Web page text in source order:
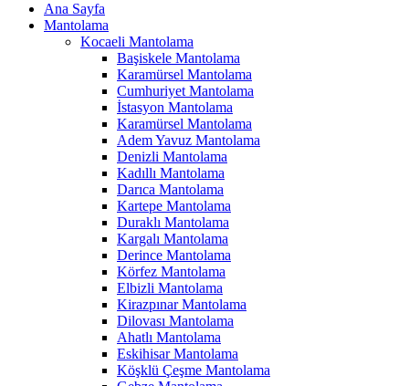
Ana Sayfa
Mantolama
Kocaeli Mantolama
Başiskele Mantolama
Karamürsel Mantolama
Cumhuriyet Mantolama
İstasyon Mantolama
Karamürsel Mantolama
Adem Yavuz Mantolama
Denizli Mantolama
Kadıllı Mantolama
Darıca Mantolama
Kartepe Mantolama
Duraklı Mantolama
Kargalı Mantolama
Derince Mantolama
Körfez Mantolama
Elbizli Mantolama
Kirazpınar Mantolama
Dilovası Mantolama
Ahatlı Mantolama
Eskihisar Mantolama
Köşklü Çeşme Mantolama